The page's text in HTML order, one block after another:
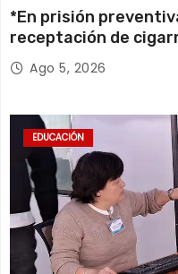
*En prisión
receptación de
millones*
Ago 5, 2026
EDUCACIÓN